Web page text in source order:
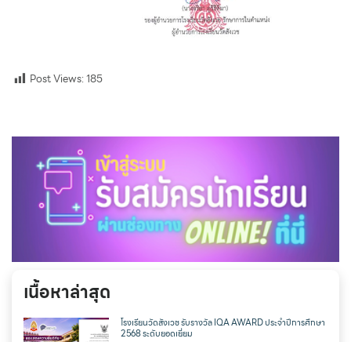
Post Views:185
เนื้อหาล่าสุด
โรงเรียนวัดสังเวช รับรางวัล IQA AWARD ประจำปีการศึกษา
2568 ระดับยอดเยี่ยม